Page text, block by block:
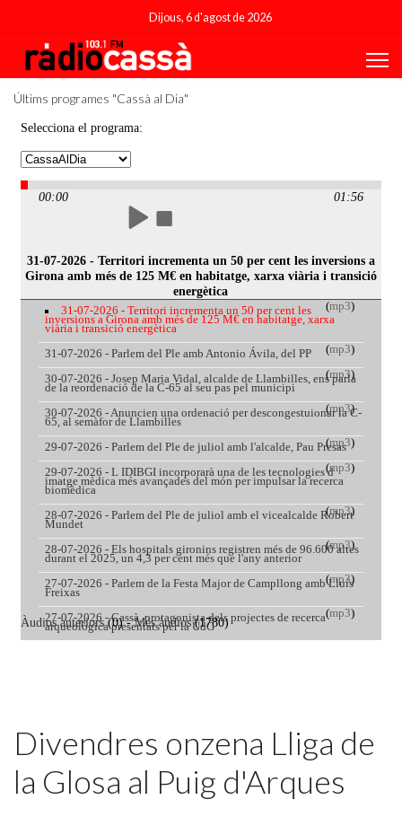
Dijous, 6 d'agost de 2026
Últims programes "Cassà al Dia"
Divendres onzena Lliga de
la Glosa al Puig d'Arques